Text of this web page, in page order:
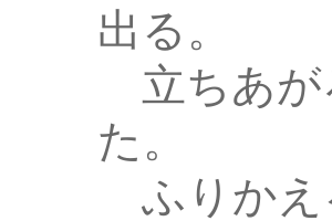
出る。
立ちあが
た。
ふりかえ